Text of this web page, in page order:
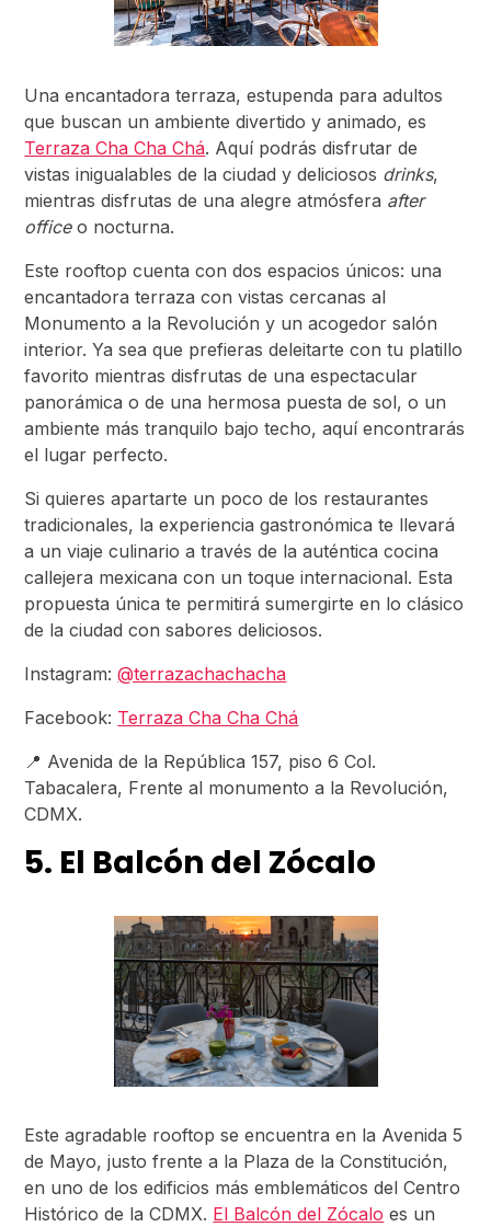
Una encantadora terraza, estupenda para adultos
que buscan un ambiente divertido y animado, es
Terraza Cha Cha Chá. Aquí podrás disfrutar de
vistas inigualables de la ciudad y deliciosos drinks,
mientras disfrutas de una alegre atmósfera after
officeo nocturna.
Este rooftop cuenta con dos espacios únicos: una
encantadora terraza con vistas cercanas al
Monumento a la Revolución y un acogedor salón
interior. Ya sea que prefieras deleitarte con tu platillo
favorito mientras disfrutas de una espectacular
panorámica o de una hermosa puesta de sol, o un
ambiente más tranquilo bajo techo, aquí encontrarás
el lugar perfecto.
Si quieres apartarte un poco de los restaurantes
tradicionales, la experiencia gastronómica te llevará
a un viaje culinario a través de la auténtica cocina
callejera mexicana con un toque internacional. Esta
propuesta única te permitirá sumergirte en lo clásico
de la ciudad con sabores deliciosos.
Instagram:@terrazachachacha
Facebook: Terraza Cha Cha Chá
📍 Avenida de la República 157, piso 6 Col.
Tabacalera, Frente al monumento a la Revolución,
CDMX.
5. El Balcón del Zócalo
Este agradable rooftop se encuentra en la Avenida 5
de Mayo, justo frente a la Plaza de la Constitución,
en uno de los edificios más emblemáticos del Centro
Histórico de la CDMX. El Balcón del Zócalo es un